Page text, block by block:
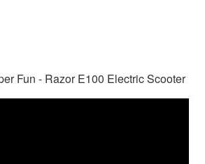
Fun - Razor E100 Electric Scooter